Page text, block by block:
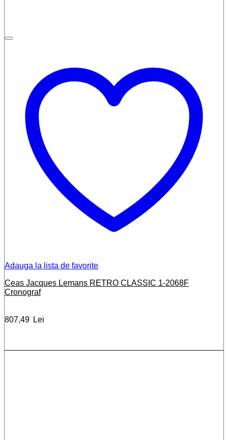
Adauga la lista de favorite
Ceas Jacques Lemans RETRO CLASSIC 1-2068F
Cronograf
807,49 Lei